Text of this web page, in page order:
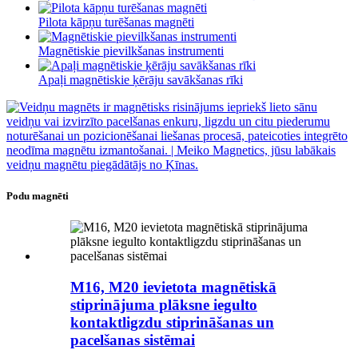
Pilota kāpņu turēšanas magnēti
Magnētiskie pievilkšanas instrumenti
Apaļi magnētiskie ķērāju savākšanas rīki
Podu magnēti
M16, M20 ievietota magnētiskā
stiprinājuma plāksne iegulto
kontaktligzdu stiprināšanas un
pacelšanas sistēmai